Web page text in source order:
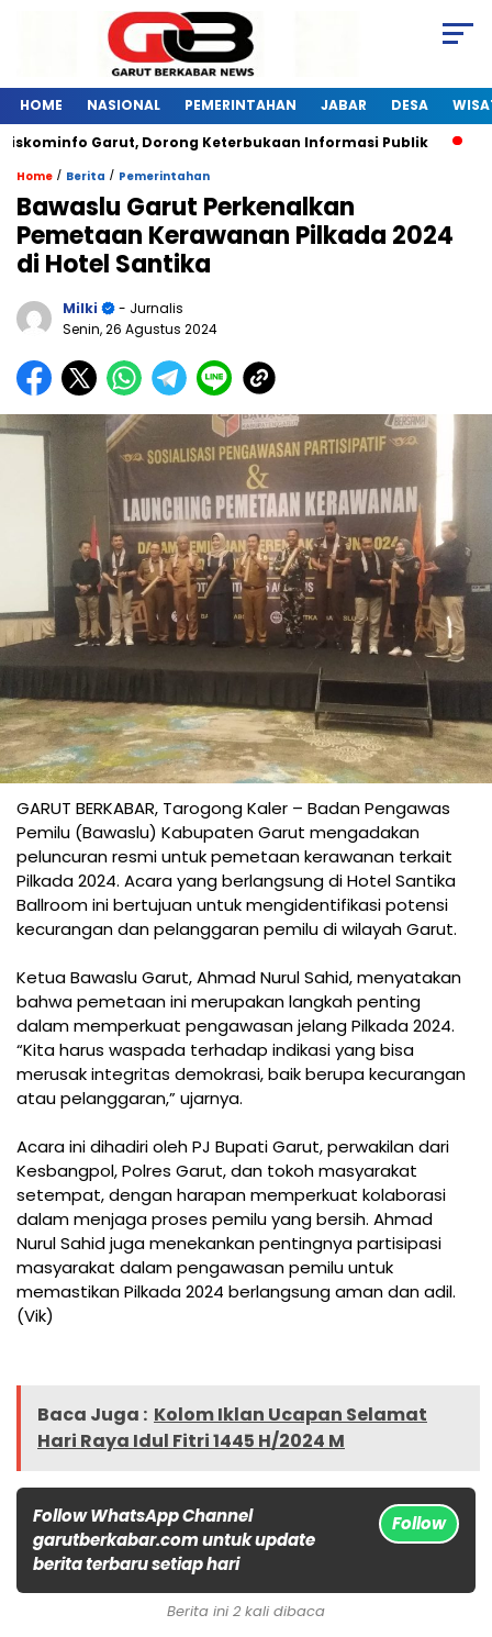
HOME NASIONAL PEMERINTAHAN JABAR DESA
Garut, Dorong Keterbukaan Informasi Publik
Home / Berita / Pemerintahan
Bawaslu Garut Perkenalkan
Pemetaan Kerawanan Pilkada 2024
di Hotel Santika
Milki
- Jurnalis
Senin, 26 Agustus 2024
GARUT BERKABAR, Tarogong Kaler – Badan Pengawas
Pemilu (Bawaslu) Kabupaten Garut mengadakan
peluncuran resmi untuk pemetaan kerawanan terkait
Pilkada 2024. Acara yang berlangsung di Hotel Santika
Ballroom ini bertujuan untuk mengidentifikasi potensi
kecurangan dan pelanggaran pemilu di wilayah Garut.
Ketua Bawaslu Garut, Ahmad Nurul Sahid, menyatakan
bahwa pemetaan ini merupakan langkah penting
dalam memperkuat pengawasan jelang Pilkada 2024.
“Kita harus waspada terhadap indikasi yang bisa
merusak integritas demokrasi, baik berupa kecurangan
atau pelanggaran,” ujarnya.
Acara ini dihadiri oleh PJ Bupati Garut, perwakilan dari
Kesbangpol, Polres Garut, dan tokoh masyarakat
setempat, dengan harapan memperkuat kolaborasi
dalam menjaga proses pemilu yang bersih. Ahmad
Nurul Sahid juga menekankan pentingnya partisipasi
masyarakat dalam pengawasan pemilu untuk
memastikan Pilkada 2024 berlangsung aman dan adil.
(Vik)
Baca Juga : Kolom Iklan Ucapan Selamat
Hari Raya Idul Fitri 1445 H/2024 M
Follow WhatsApp Channel
garutberkabar.com untuk update
berita terbaru setiap hari
Follow
Berita ini 2 kali dibaca